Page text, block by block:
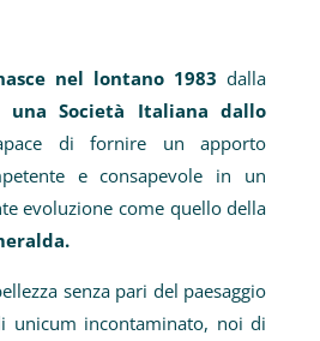
nel lontano 1983 dalla
una Società Italiana dallo
di fornire un apporto
e consapevole in un
evoluzione come quello della
senza pari del paesaggio
unicum incontaminato, noi di